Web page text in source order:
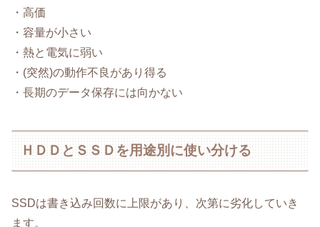
・高価
・容量が小さい
・熱と電気に弱い
・(突然)の動作不良があり得る
・長期のデータ保存には向かない
ＨＤＤとＳＳＤを用途別に使い分ける
SSDは書き込み回数に上限があり、次第に劣化していき
ます。